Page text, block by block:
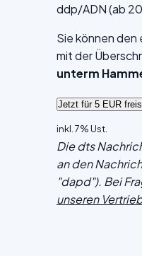
ddp/ADN (ab
Sie können den
mit der
unterm
inkl. 7% Ust.
Die dts
an den
"dapd"). Bei
unseren